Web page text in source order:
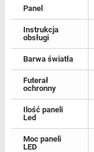
Panel
Instrukcja
obsługi
Barwa światła
Futerał
ochronny
Ilość paneli
Led
Moc paneli
LED